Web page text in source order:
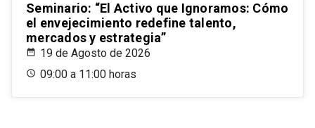
Seminario: “El Activo que Ignoramos: Cómo
el envejecimiento redefine talento,
mercados y estrategia”
19 de Agosto de 2026
09:00 a 11:00 horas